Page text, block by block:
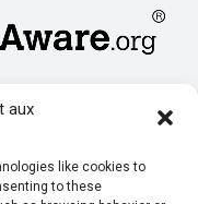
aux
like cookies to
to these